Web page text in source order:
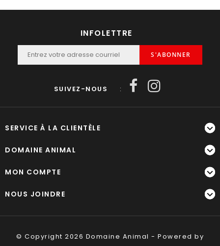
INFOLETTRE
S'ABONNER
SUIVEZ-NOUS :
SERVICE À LA CLIENTÈLE
DOMAINE ANIMAL
MON COMPTE
NOUS JOINDRE
© Copyright 2026 Domaine Animal - Powered by